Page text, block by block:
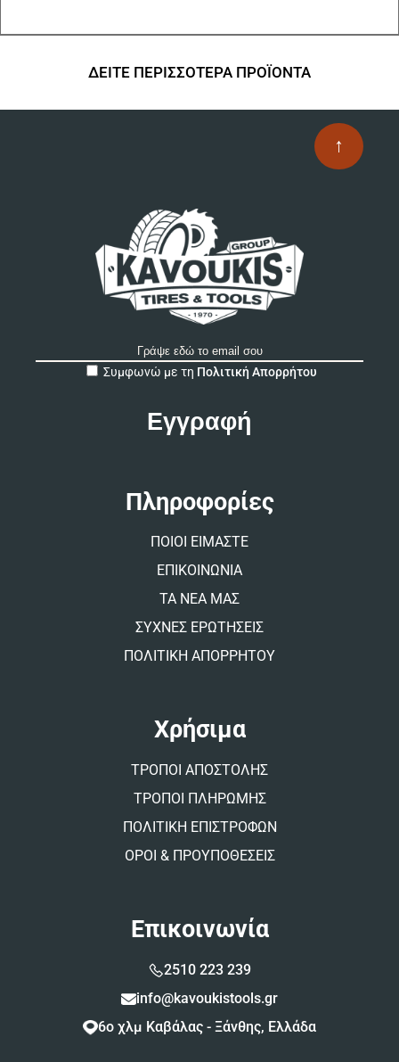
ΔΕΙΤΕ ΠΕΡΙΣΣΟΤΕΡΑ ΠΡΟΪΟΝΤΑ
↑
Συμφωνώ με τη Πολιτική Απορρήτου
Πληροφορίες
ΠΟΙΟΙ ΕΙΜΑΣΤΕ
ΕΠΙΚΟΙΝΩΝΙΑ
ΤΑ ΝΕΑ ΜΑΣ
ΣΥΧΝΕΣ ΕΡΩΤΗΣΕΙΣ
ΠΟΛΙΤΙΚΗ ΑΠΟΡΡΗΤΟΥ
Χρήσιμα
ΤΡΟΠΟΙ ΑΠΟΣΤΟΛΗΣ
ΤΡΟΠΟΙ ΠΛΗΡΩΜΗΣ
ΠΟΛΙΤΙΚΗ ΕΠΙΣΤΡΟΦΩΝ
ΟΡΟΙ & ΠΡΟΥΠΟΘΕΣΕΙΣ
Επικοινωνία
2510 223 239
info@kavoukistools.gr
6ο χλμ Καβάλας - Ξάνθης, Ελλάδα